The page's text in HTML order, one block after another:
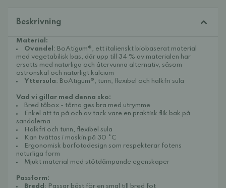
Beskrivning
Material:
Ovandel : BoAtigum®, ett italienskt biobaserat material
med vegetabilisk bas, där upp till 34 % av materialen har
ersatts med naturliga och återvunna alternativ, såsom
ostronskal och naturligt kalcium
Yttersula: BoAtigum®, tunn, flexibel och halkfri sula
Vad vi gillar med denna sko:
Bred tåbox - tårna ges bra med utrymme
Enkel att ta på och av tack vare en praktisk flik bak på
sandalerna
Halkfri och tunn, flexibel sula
Kan tvättas i maskin på 30 °C
Ergonomisk barfotadesign som respekterar fotens
naturliga form
Mjukt material med stötdämpande egenskaper
Passform:
Bredd : Passar bäst för en smal till bred fot